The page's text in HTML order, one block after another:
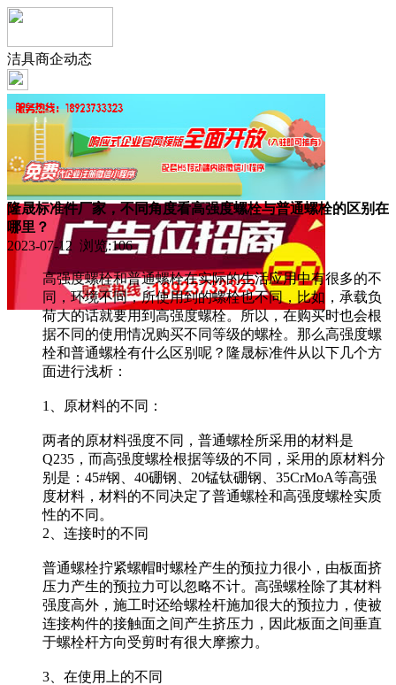
洁具商企动态
隆晟标准件厂家，不同角度看高强度螺栓与普通螺栓的区别在
哪里？
2023-07-12 浏览:106
高强度螺栓和普通螺栓在实际的生活应用中有很多的不
同，环境不同，所使用到的螺栓也不同，比如，承载负
荷大的话就要用到高强度螺栓。所以，在购买时也会根
据不同的使用情况购买不同等级的螺栓。那么高强度螺
栓和普通螺栓有什么区别呢？隆晟标准件从以下几个方
面进行浅析：
1、原材料的不同：
两者的原材料强度不同，普通螺栓所采用的材料是
Q235，而高强度螺栓根据等级的不同，采用的原材料分
别是：45#钢、40硼钢、20锰钛硼钢、35CrMoA等高强
度材料，材料的不同决定了普通螺栓和高强度螺栓实质
性的不同。
2、连接时的不同
普通螺栓拧紧螺帽时螺栓产生的预拉力很小，由板面挤
压力产生的预拉力可以忽略不计。高强螺栓除了其材料
强度高外，施工时还给螺栓杆施加很大的预拉力，使被
连接构件的接触面之间产生挤压力，因此板面之间垂直
于螺栓杆方向受剪时有很大摩擦力。
3、在使用上的不同